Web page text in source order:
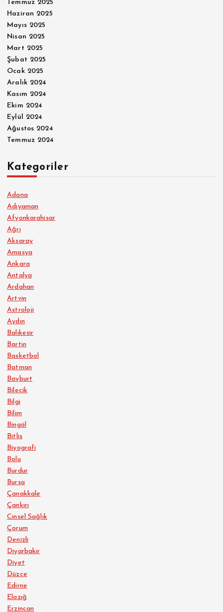
Temmuz 2025
Haziran 2025
Mayıs 2025
Nisan 2025
Mart 2025
Şubat 2025
Ocak 2025
Aralık 2024
Kasım 2024
Ekim 2024
Eylül 2024
Ağustos 2024
Temmuz 2024
Kategoriler
Adana
Adıyaman
Afyonkarahisar
Ağrı
Aksaray
Amasya
Ankara
Antalya
Ardahan
Artvin
Astroloji
Aydın
Balıkesir
Bartın
Basketbol
Batman
Bayburt
Bilecik
Bilgi
Bilim
Bingöl
Bitlis
Biyografi
Bolu
Burdur
Bursa
Çanakkale
Çankırı
Cinsel Sağlık
Çorum
Denizli
Diyarbakır
Diyet
Düzce
Edirne
Elazığ
Erzincan